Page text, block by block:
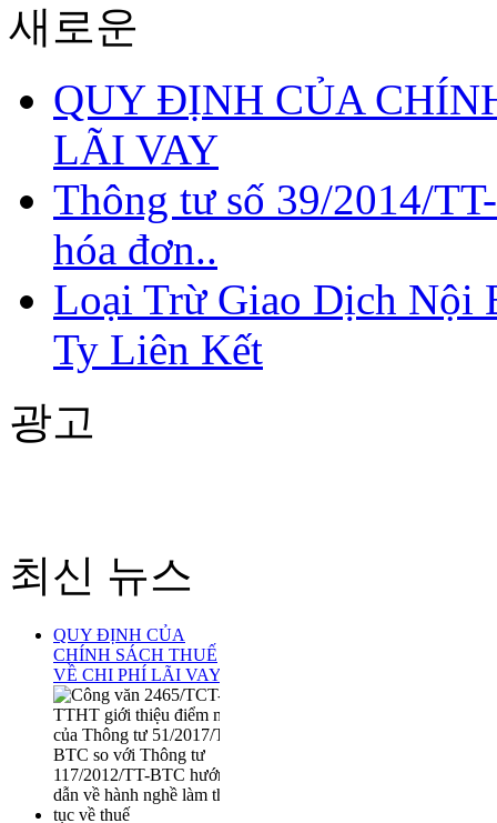
새로운
QUY ĐỊNH CỦA
LÃI VAY
Thông tư số 39/2014/
hóa đơn..
Loại Trừ Giao Dịch Nội
Ty Liên Kết
광고
최신 뉴스
QUY ĐỊNH CỦA
CHÍNH SÁCH THUẾ
VỀ CHI PHÍ LÃI VAY